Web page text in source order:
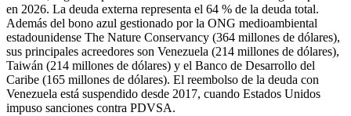
en 2026. La deuda externa representa el 64 % de la deuda total.
Además del bono azul gestionado por la ONG medioambiental
estadounidense The Nature Conservancy (364 millones de dólares),
sus principales acreedores son Venezuela (214 millones de dólares),
Taiwán (214 millones de dólares) y el Banco de Desarrollo del
Caribe (165 millones de dólares). El reembolso de la deuda con
Venezuela está suspendido desde 2017, cuando Estados Unidos
impuso sanciones contra PDVSA.